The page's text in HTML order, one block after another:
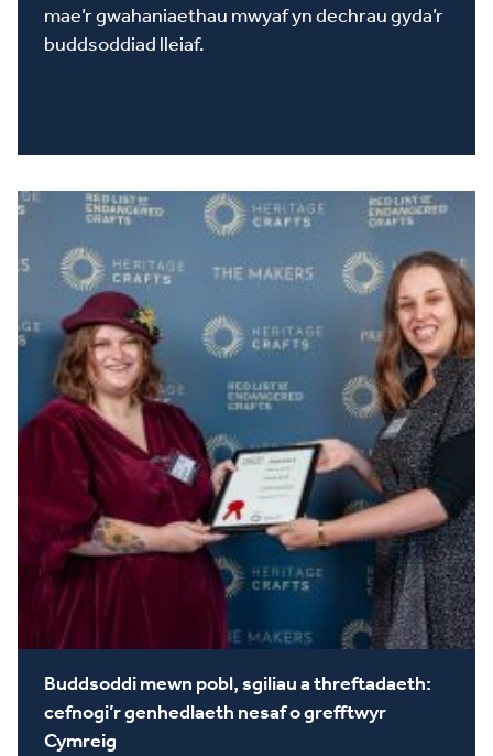
mae’r gwahaniaethau mwyaf yn dechrau gyda’r
buddsoddiad lleiaf.
Buddsoddi mewn pobl, sgiliau a threftadaeth:
cefnogi’r genhedlaeth nesaf o grefftwyr
Cymreig